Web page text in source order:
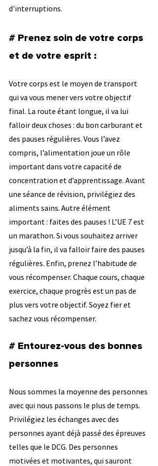
d'interruptions.
# Prenez soin de votre corps
et de votre esprit :
Votre corps est le moyen de transport
qui va vous mener vers votre objectif
final. La route étant longue, il va lui
falloir deux choses : du bon carburant et
des pauses régulières. Vous l’avez
compris, l’alimentation joue un rôle
important dans votre capacité de
concentration et d’apprentissage. Avant
une séance de révision, privilégiez des
aliments sains. Autre élément
important : faites des pauses ! L’UE 7 est
un marathon. Si vous souhaitez arriver
jusqu’à la fin, il va falloir faire des pauses
régulières. Enfin, prenez l’habitude de
vous récompenser. Chaque cours, chaque
exercice, chaque progrès est un pas de
plus vers votre objectif. Soyez fier et
sachez vous récompenser.
# Entourez-vous des bonnes
personnes
Nous sommes la moyenne des personnes
avec qui nous passons le plus de temps.
Privilégiez les échanges avec des
personnes ayant déjà passé des épreuves
telles que le DCG. Des personnes
motivées et motivantes, qui sauront